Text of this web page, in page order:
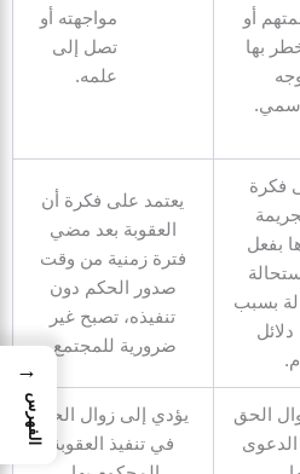
المتهم أو
بها
مواجهته أو
تصل إلى
علمه.
فكرة
بفعل
بسبب
يعتمد على فكرة أن
العقوبة بعد مضي
فترة زمنية من وقت
صدور الحكم دون
تنفيذه، تصبح غير
ضرورية للمجتمع.
الحق
الدعوى
يؤدي إلى زوال الحق
في تنفيذ العقوبة
→
الفهرس